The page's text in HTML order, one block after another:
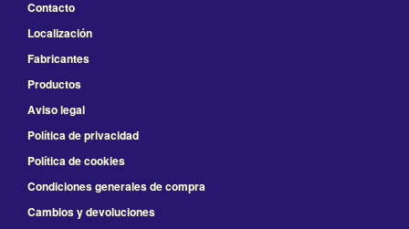
Contacto
Localización
Fabricantes
Productos
Aviso legal
Política de privacidad
Política de cookies
Condiciones generales de compra
Cambios y devoluciones